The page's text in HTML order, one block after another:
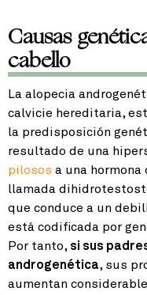
Causas
cabello
La alopecia
calvicie hereditaria,
la predisposición
resultado de una
pilosos a una
llamada
que conduce a un
está codificada por
Por tanto, si sus
androgenética, sus
aumentan